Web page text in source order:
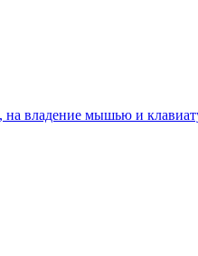
на владение мышью и